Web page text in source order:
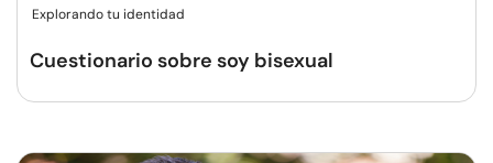
Explorando tu identidad
Cuestionario sobre soy bisexual